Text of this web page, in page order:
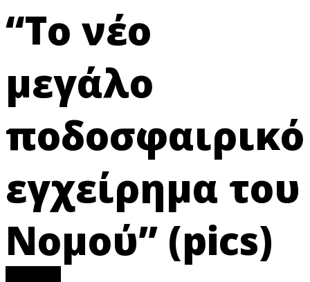
“Το νέο
μεγάλο
ποδοσφαιρικό
εγχείρημα του
Νομού” (pics)